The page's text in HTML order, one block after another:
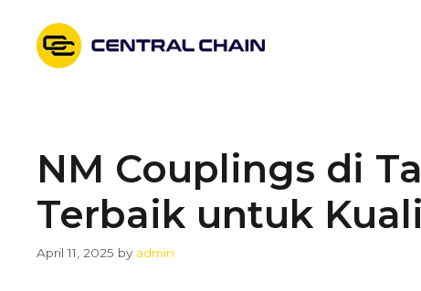
content
NM Couplings di
Terbaik untuk
April 11, 2025 by admin